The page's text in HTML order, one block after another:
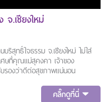
.เชียงใหม่
สุทธิ์ใจธรรม จ.เชียงใหม่ ไม่ใส่
ศษที่คุณแม่สุคงคา เจ้าของ
องว่าดีต่อสุขภาพแน่นอน
คลิ๊กดูที่นี่